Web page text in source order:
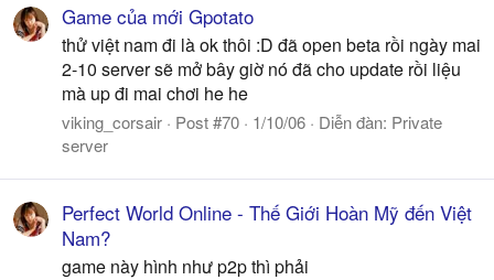
Game của mới Gpotato
thử việt nam đi là ok thôi :D đã open beta rồi ngày mai
2-10 server sẽ mở bây giờ nó đã cho update rồi liệu
mà up đi mai chơi he he
viking_corsair Post #70 1/10/06 Diễn đàn: Private
server
Perfect World Online - Thế Giới Hoàn Mỹ đến Việt
Nam?
game này hình như p2p thì phải